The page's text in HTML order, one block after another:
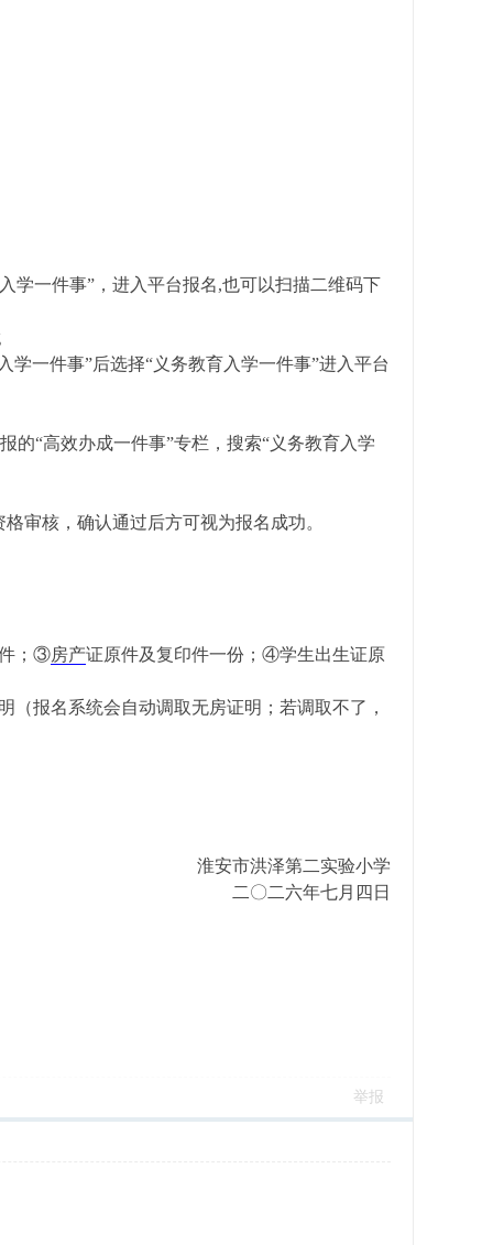
学一件事”，进入平台报名,也可以扫描二维码下
学一件事”后选择“义务教育入学一件事”进入平台
的“高效办成一件事”专栏，搜索“义务教育入学
审核，确认通过后方可视为报名成功。
件；③房产证原件及复印件一份；④学生出生证原
报名系统会自动调取无房证明；若调取不了，
淮安市洪泽第二实验小学
二〇二六年七月四日
举报